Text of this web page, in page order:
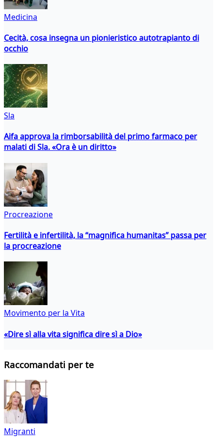
Medicina
Cecità, cosa insegna un pionieristico autotrapianto di
occhio
Sla
Aifa approva la rimborsabilità del primo farmaco per
malati di Sla. «Ora è un diritto»
Procreazione
Fertilità e infertilità, la “magnifica humanitas” passa per
la procreazione
Movimento per la Vita
«Dire sì alla vita significa dire sì a Dio»
Raccomandati per te
Migranti